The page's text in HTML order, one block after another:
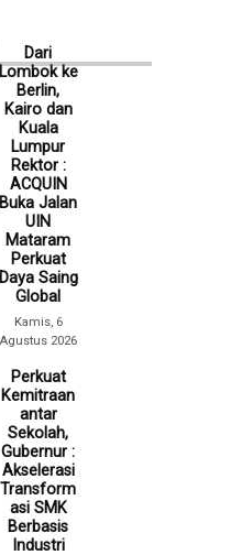
Dari
ke
Berlin,
Kairo dan
Kuala
Lumpur
Rektor :
ACQUIN
Buka Jalan
UIN
Mataram
Perkuat
Daya Saing
Global
Kamis, 6
Agustus 2026
Perkuat
Kemitraan
antar
Sekolah,
Gubernur :
Akselerasi
Transform
asi SMK
Berbasis
Industri